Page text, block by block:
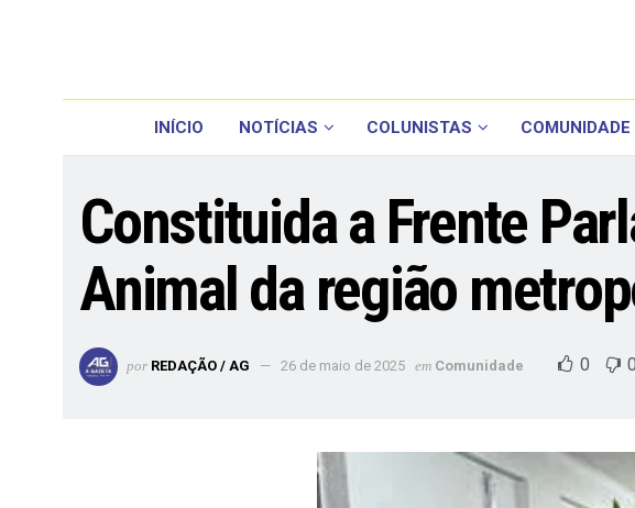
INÍCIO NOTÍCIAS COLUNISTAS COMUNIDADE
Constituida a Frente
Animal da região
por REDAÇÃO / AG 26 de maio de 2025 em Comunidade 0 0